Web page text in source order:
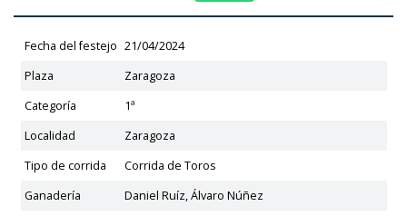
Fecha del festejo 21/04/2024
Plaza
Zaragoza
Categoría
1ª
Localidad
Zaragoza
Tipo de corrida
Corrida de Toros
Ganadería
Daniel Ruíz, Álvaro Núñez